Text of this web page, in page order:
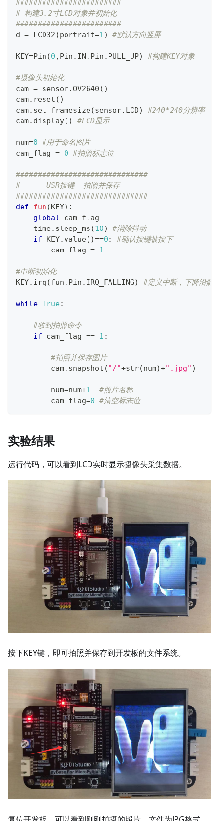
########################
# 构建3.2寸LCD对象并初始化
########################
d = LCD32 (portrait=1) #默认方向竖屏
KEY=Pin (0 , Pin . IN , Pin . PULL_UP) #构建KEY对象
#摄像头初始化
cam = sensor.OV2640 ( )
cam. reset ( )
cam. set_framesize(sensor. LCD)
#240*240分辨率
cam. display( ) #LCD显示
num=0 #用于命名图片
cam_flag = 0 #拍照标志位
##############################
#      USR按键  拍照并保存
##############################
def
fun ( KEY) :
global cam_flag
    time
. sleep_ms (10)
#消除抖动
if KEY. value( )==0 :
#确认按键被按下
        cam_flag
= 1
#中断初始化
KEY. irq (fun , Pin . IRQ_FALLING) #定义中断，下降沿触
while True:
#收到拍照命令
if cam_flag == 1 :
#拍照并保存图片
        cam
. snapshot ( "/"+str(num)+".jpg" )
        num
=num+1
#照片名称
        cam_flag
=0 #清空标志位
实验结果
运行代码，可以看到LCD实时显示摄像头采集数据。
按下KEY键，即可拍照并保存到开发板的文件系统。